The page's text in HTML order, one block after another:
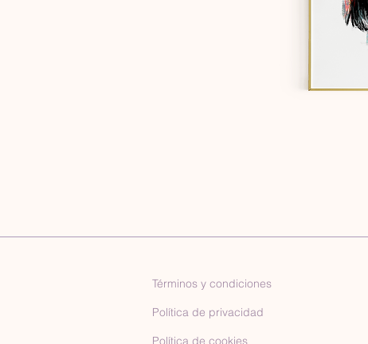
Términos y condiciones
Política de privacidad
Política de cookies